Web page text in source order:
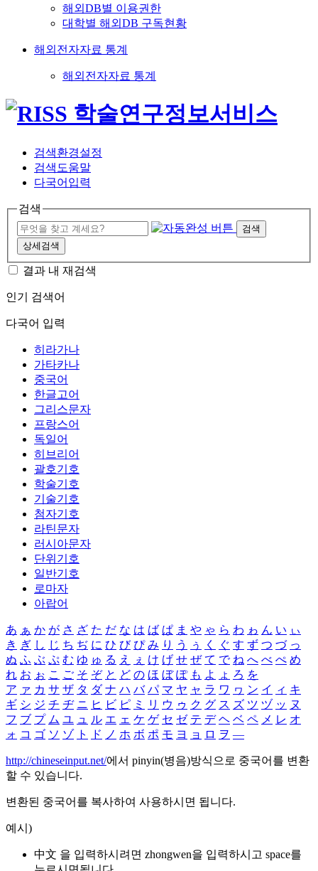
해외DB별 이용권한
대학별 해외DB 구독현황
해외전자자료 통계
해외전자자료 통계
검색환경설정
검색도움말
다국어입력
검색
검색
상세검색
결과 내 재검색
인기 검색어
다국어 입력
히라가나
가타카나
중국어
한글고어
그리스문자
프랑스어
독일어
히브리어
괄호기호
학술기호
기술기호
첨자기호
라틴문자
러시아문자
단위기호
일반기호
로마자
아랍어
あ ぁ か が さ ざ た だ な は ば ぱ ま や ゃ ら わ ゎ ん い ぃ
き ぎ し じ ち ぢ に ひ び ぴ み り う ぅ く ぐ す ず つ づ っ
ぬ ふ ぶ ぷ む ゆ ゅ る え ぇ け げ せ ぜ て で ね へ べ ぺ め
れ お ぉ こ ご そ ぞ と ど の ほ ぼ ぽ も よ ょ ろ を
ア ァ カ サ ザ タ ダ ナ ハ バ パ マ ヤ ャ ラ ワ ヮ ン イ ィ キ
ギ シ ジ チ ヂ ニ ヒ ビ ピ ミ リ ウ ゥ ク グ ス ズ ツ ヅ ッ ヌ
フ ブ プ ム ユ ュ ル エ ェ ケ ゲ セ ゼ テ デ ヘ ベ ペ メ レ オ
ォ コ ゴ ソ ゾ ト ド ノ ホ ボ ポ モ ヨ ョ ロ ヲ ―
http://chineseinput.net/에서 pinyin(병음)방식으로 중국어를 변환
할 수 있습니다.
변환된 중국어를 복사하여 사용하시면 됩니다.
예시)
中文 을 입력하시려면 zhongwen을 입력하시고 space를